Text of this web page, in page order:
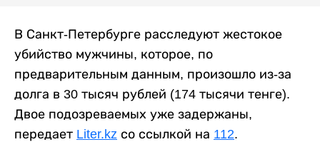
В Санкт-Петербурге расследуют жестокое
убийство мужчины, которое, по
предварительным данным, произошло из-за
долга в 30 тысяч рублей (174 тысячи тенге).
Двое подозреваемых уже задержаны,
передает Liter.kz со ссылкой на 112.